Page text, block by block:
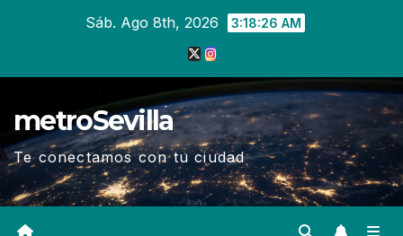
Sáb. Ago 8th, 2026 3:18:27 AM
metroSevilla
Te conectamos con tu ciudad